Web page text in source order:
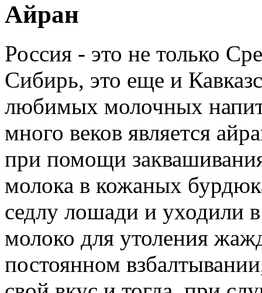
Айран
Россия - это не только
Сибирь, это еще и
любимых молочных
много веков является
при помощи
молока в кожаных
седлу лошади и уходили
молоко для утоления
постоянном